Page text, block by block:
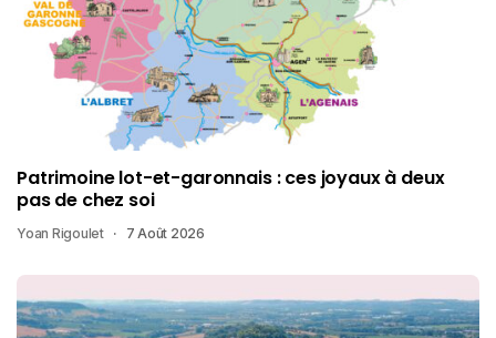
Patrimoine lot-et-garonnais : ces joyaux à deux
pas de chez soi
Yoan Rigoulet 7 Août 2026